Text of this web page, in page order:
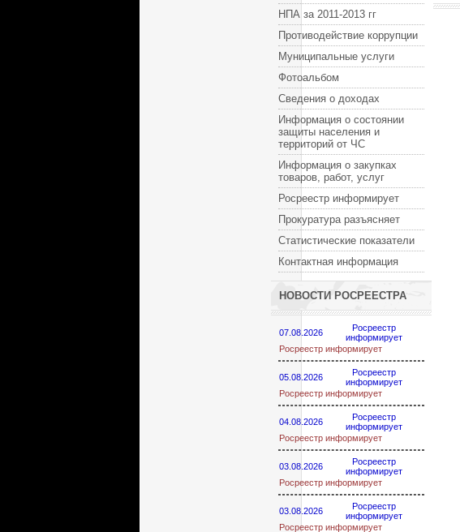
НПА за 2011-2013 гг
Противодействие коррупции
Муниципальные услуги
Фотоальбом
Сведения о доходах
Информация о состоянии
защиты населения и
территорий от ЧС
Информация о закупках
товаров, работ, услуг
Росреестр информирует
Прокуратура разъясняет
Статистические показатели
Контактная информация
НОВОСТИ РОСРЕЕСТРА
07.08.2026
Росреестр
информирует
Росреестр информирует
05.08.2026
Росреестр
информирует
Росреестр информирует
04.08.2026
Росреестр
информирует
Росреестр информирует
03.08.2026
Росреестр
информирует
Росреестр информирует
03.08.2026
Росреестр
информирует
Росреестр информирует